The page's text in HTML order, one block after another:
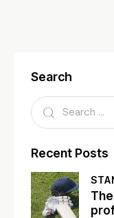
Search
Recent Posts